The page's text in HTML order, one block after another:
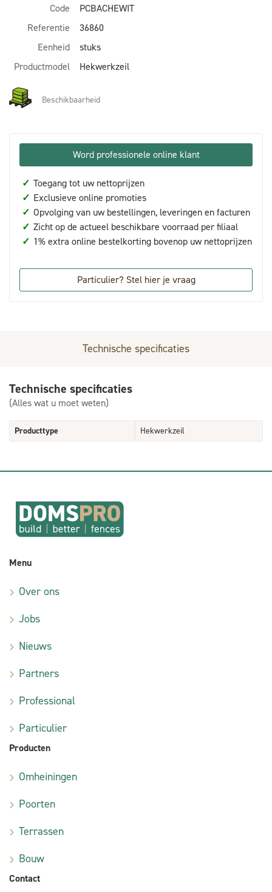
Code
PCBACHEWIT
Referentie
36860
Eenheid
stuks
Productmodel
Hekwerkzeil
Beschikbaarheid
Word professionele online klant
✓ Toegang tot uw nettoprijzen
✓ Exclusieve online promoties
✓ Opvolging van uw bestellingen, leveringen en facturen
✓ Zicht op de actueel beschikbare voorraad per filiaal
✓ 1% extra online bestelkorting bovenop uw nettoprijzen
Particulier? Stel hier je vraag
Technische specificaties
Technische specificaties
(Alles wat u moet weten)
Producttype Hekwerkzeil
Menu
Over ons
Jobs
Nieuws
Partners
Professional
Particulier
Producten
Omheiningen
Poorten
Terrassen
Bouw
Contact